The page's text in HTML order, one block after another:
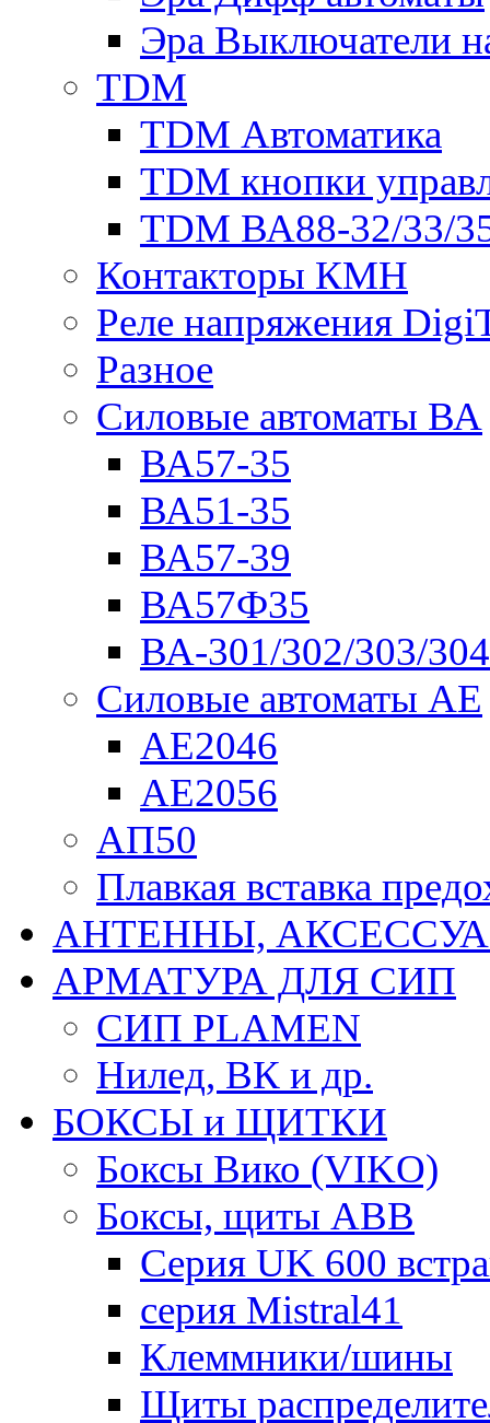
Эра Выключатели
TDM
TDM Автоматика
TDM кнопки
TDM ВА88-32/33/
Контакторы КМН
Реле напряжения
Разное
Силовые автоматы ВА
ВА57-35
ВА51-35
ВА57-39
ВА57Ф35
ВА-301/302/303/
Силовые автоматы АЕ
АЕ2046
АЕ2056
АП50
Плавкая вставка
АНТЕННЫ,
АРМАТУРА ДЛЯ СИП
СИП PLAMEN
Нилед, ВК и др.
БОКСЫ и ЩИТКИ
Боксы Вико (VIKO)
Боксы, щиты ABB
Серия UK 600
серия Mistral41
Клеммники/шины
Щиты